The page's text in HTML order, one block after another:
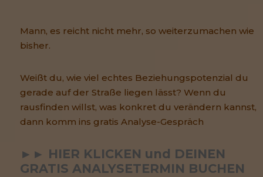
Mann, es reicht nicht mehr, so weiterzumachen wie
bisher.
Weißt du, wie viel echtes Beziehungspotenzial du
gerade auf der Straße liegen lässt? Wenn du
rausfinden willst, was konkret du verändern kannst,
dann komm ins gratis Analyse-Gespräch
►► HIER KLICKEN und DEINEN
GRATIS ANALYSETERMIN BUCHEN